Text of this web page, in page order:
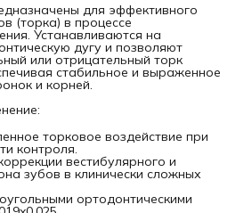
для эффективного
(торка) в процессе
Устанавливаются на
дугу и позволяют
или отрицательный торк
стабильное и выраженное
и корней.
торковое воздействие при
контроля.
вестибулярного и
зубов в клинически сложных
ортодонтическими